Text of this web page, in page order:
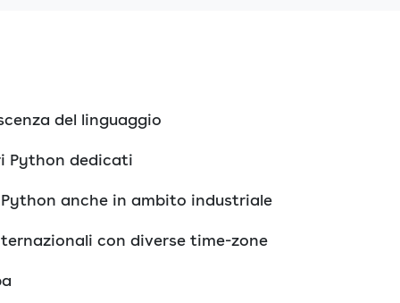
del linguaggio
Python dedicati
anche in ambito industriale
con diverse time-zone